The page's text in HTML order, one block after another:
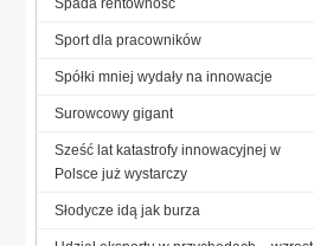
Sport dla pracowników
Spółki mniej wydały na innowacje
Surowcowy gigant
Sześć lat katastrofy innowacyjnej w
Polsce już wystarczy
Słodycze idą jak burza